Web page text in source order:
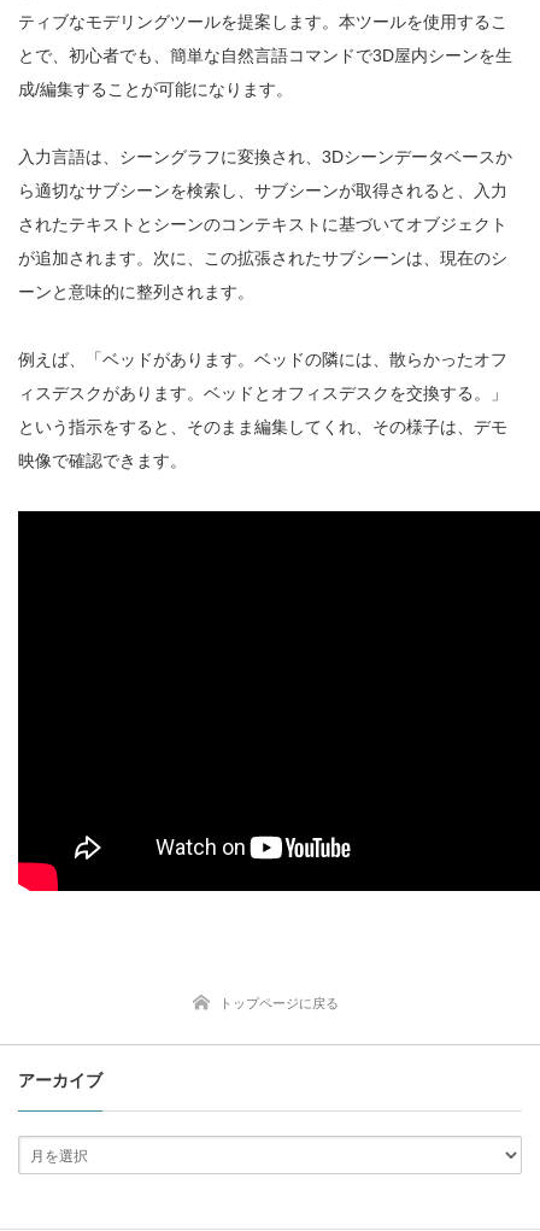
ティブなモデリングツールを提案します。本ツールを使用するこ
とで、初心者でも、簡単な自然言語コマンドで3D屋内シーンを生
成/編集することが可能になります。
入力言語は、シーングラフに変換され、3Dシーンデータベースか
ら適切なサブシーンを検索し、サブシーンが取得されると、入力
されたテキストとシーンのコンテキストに基づいてオブジェクト
が追加されます。次に、この拡張されたサブシーンは、現在のシ
ーンと意味的に整列されます。
例えば、「ベッドがあります。ベッドの隣には、散らかったオフ
ィスデスクがあります。ベッドとオフィスデスクを交換する。」
という指示をすると、そのまま編集してくれ、その様子は、デモ
映像で確認できます。
トップページに戻る
アーカイブ